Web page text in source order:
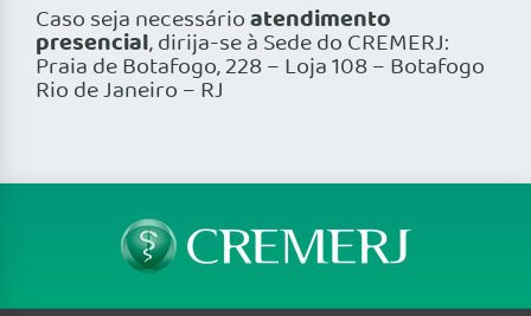
Caso seja necessárioatendimento
presencial, dirija-se à Sede do CREMERJ:
Praia de Botafogo, 228 – Loja 108 – Botafogo
Rio de Janeiro – RJ